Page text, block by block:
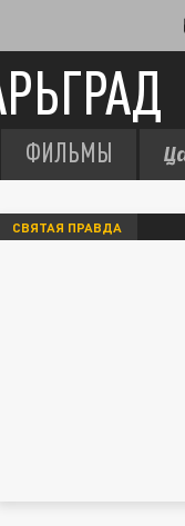
ФИЛЬМЫ
СВЯТАЯ ПРАВДА